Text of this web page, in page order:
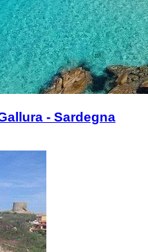
- Sardegna